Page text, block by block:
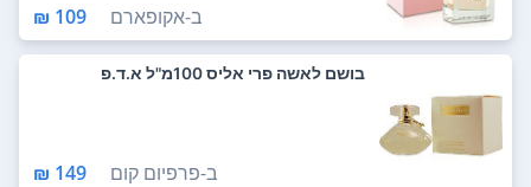
ב-אקופארם 109 ₪
בושם לאשה פרי אליס 100מ"ל א.ד.פ
ב-פרפיום קום 149 ₪